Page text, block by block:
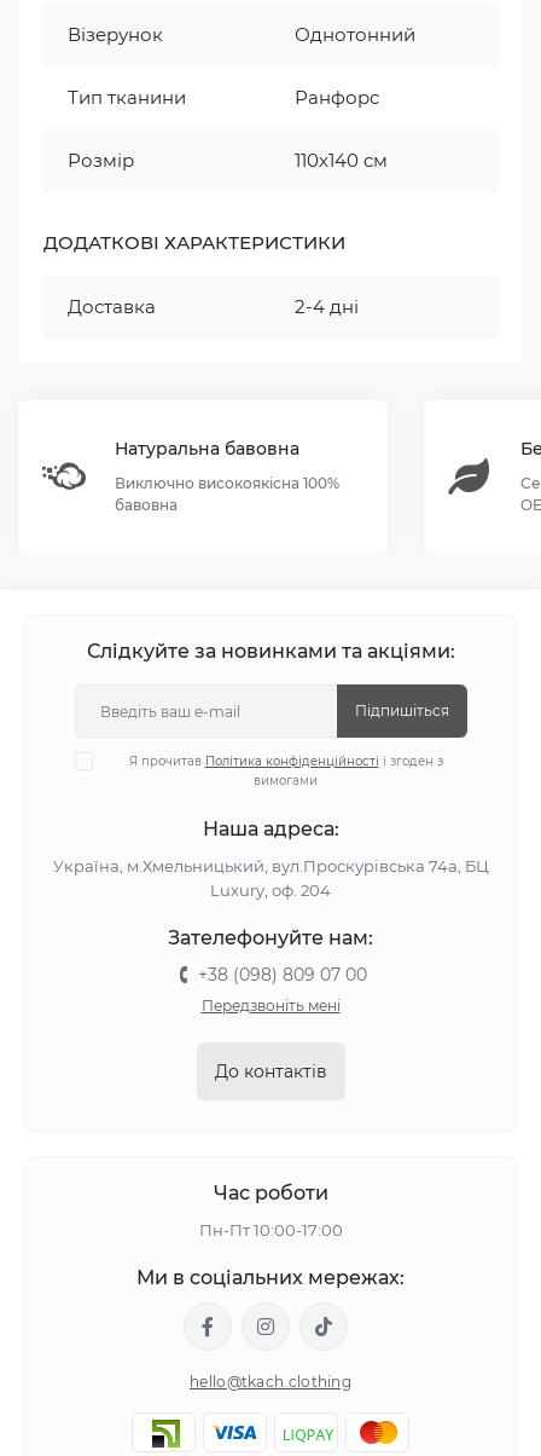
Візерунок Однотонний
Тип тканини Ранфорс
Розмір 110х140 см
ДОДАТКОВІ ХАРАКТЕРИСТИКИ
Доставка 2-4 дні
Натуральна бавовна
Виключно високоякісна 100%
бавовна
Слідкуйте за новинками та акціями:
Підпишіться
Я прочитав Політика конфіденційності і згоден з
вимогами
Наша адреса:
Україна, м.Хмельницький, вул.Проскурівська 74а, БЦ
Luxury, оф. 204
Зателефонуйте нам:
+38 (098) 809 07 00
Передзвоніть мені
До контактів
Час роботи
Пн-Пт 10:00-17:00
Ми в соціальних мережах:
hello@tkach.clothing